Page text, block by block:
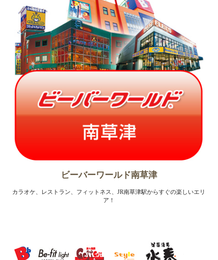
ビーバーワールド南草津
カラオケ、レストラン、フィットネス、JR南草津駅からすぐの楽しいエリ
ア！